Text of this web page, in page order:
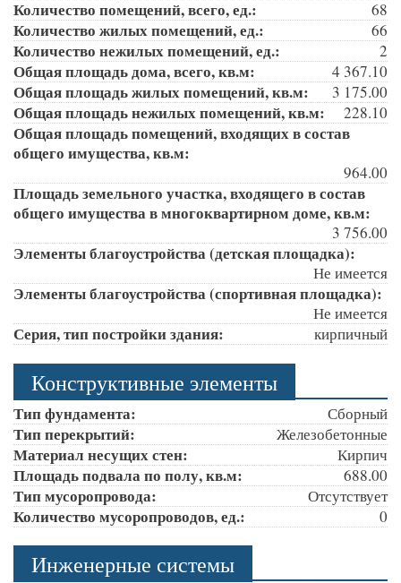
Количество помещений, всего, ед.: 68
Количество жилых помещений, ед.: 66
Количество нежилых помещений, ед.: 2
Общая площадь дома, всего, кв.м: 4 367.10
Общая площадь жилых помещений, кв.м: 3 175.00
Общая площадь нежилых помещений, кв.м: 228.10
Общая площадь помещений, входящих в состав
общего имущества, кв.м:
964.00
Площадь земельного участка, входящего в состав
общего имущества в многоквартирном доме, кв.м:
3 756.00
Элементы благоустройства (детская площадка):
Не имеется
Элементы благоустройства (спортивная площадка):
Не имеется
Серия, тип постройки здания: кирпичный
Конструктивные элементы
Тип фундамента: Сборный
Тип перекрытий: Железобетонные
Материал несущих стен: Кирпич
Площадь подвала по полу, кв.м: 688.00
Тип мусоропровода: Отсутствует
Количество мусоропроводов, ед.: 0
Инженерные системы